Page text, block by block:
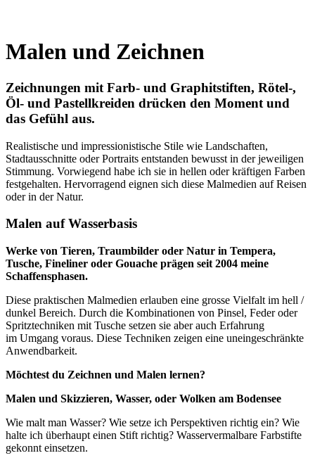
Malen und Zeichnen
Zeichnungen mit Farb- und Graphitstiften, Rötel-,
Öl- und Pastellkreiden drücken den Moment und
das Gefühl aus.
Realistische und impressionistische Stile wie Landschaften,
Stadtausschnitte oder Portraits entstanden bewusst in der jeweiligen
Stimmung. Vorwiegend habe ich sie in hellen oder kräftigen Farben
festgehalten. Hervorragend eignen sich diese Malmedien auf Reisen
oder in der Natur.
Malen auf Wasserbasis
Werke von Tieren, Traumbilder oder Natur in Tempera,
Tusche, Fineliner oder Gouache prägen seit 2004 meine
Schaffensphasen.
Diese praktischen Malmedien erlauben eine grosse Vielfalt im hell /
dunkel Bereich. Durch die Kombinationen von Pinsel, Feder oder
Spritztechniken mit Tusche setzen sie aber auch Erfahrung
im Umgang voraus. Diese Techniken zeigen eine uneingeschränkte
Anwendbarkeit.
Möchtest du Zeichnen und Malen lernen?
Malen und Skizzieren, Wasser, oder Wolken am Bodensee
Wie malt man Wasser? Wie setze ich Perspektiven richtig ein? Wie
halte ich überhaupt einen Stift richtig? Wasservermalbare Farbstifte
gekonnt einsetzen.